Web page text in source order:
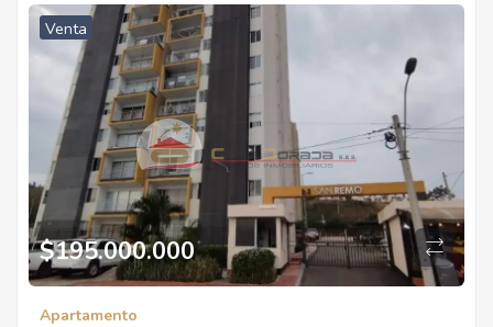
Venta
$195.000.000
Apartamento